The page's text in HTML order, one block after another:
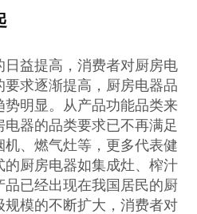
日益提高，消费者对厨房电
求逐渐提高，厨房电器品
明显。从产品功能品类来
器的品类要求已不再满足
、燃气灶等，更多代表健
的厨房电器如集成灶、榨汁
已经出现在我国居民的厨
规模的不断扩大，消费者对